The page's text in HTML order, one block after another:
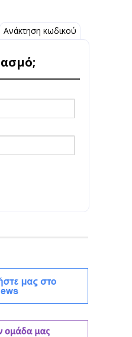
Ανάκτηση κωδικού